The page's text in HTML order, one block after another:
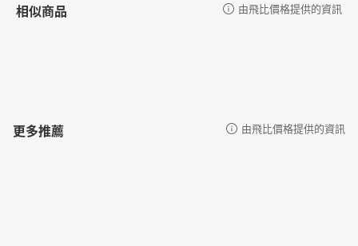
相似商品 由飛比價格提供的資訊
更多推薦 由飛比價格提供的資訊